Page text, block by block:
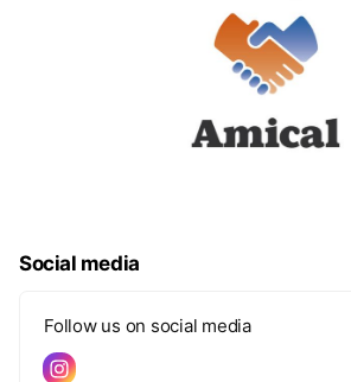
Social media
Follow us on social media